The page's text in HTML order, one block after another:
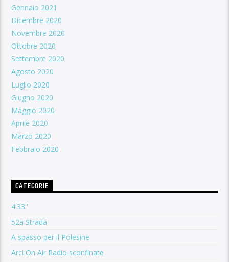
Gennaio 2021
Dicembre 2020
Novembre 2020
Ottobre 2020
Settembre 2020
Agosto 2020
Luglio 2020
Giugno 2020
Maggio 2020
Aprile 2020
Marzo 2020
Febbraio 2020
CATEGORIE
4'33''
52a Strada
A spasso per il Polesine
Arci On Air Radio sconfinate